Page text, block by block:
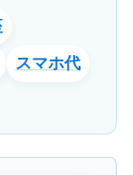
スマホ代